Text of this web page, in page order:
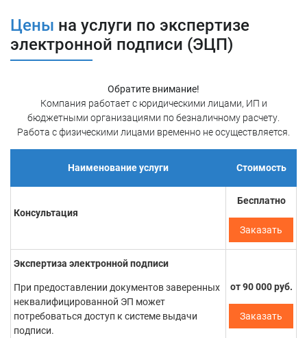
используются средства электронной подписи, имеющие
подтверждение соответствия требованиям,
установленным в соответствии с Федеральным законом
Информация в электронном виде, подписанная
квалифицированной электронной подписью,
признается
электронным документом, равнозначным документу на
бумажном носителе, подписанному собственноручной
Российской Федерации, может применяться в любых
законами или принимаемыми в соответствии с ними
нормативными правовыми актами установлено требование о
необходимости составления документа исключительно на
Документы и информация в электронном виде, подписанная
должны предусматривать порядок проверки вышеуказанной
подписи.
В случае с
, документ должен
Цены на услуги по экспертизе
электронной подписи (ЭЦП)
Обратите внимание!
Компания работает с юридическими лицами, ИП и
бюджетными организациями по безналичному расчету.
Работа с физическими лицами временно не осуществляется.
Наименование услуги Стоимость
Консультация
Бесплатно
Заказать
Экспертиза электронной подписи
При предоставлении документов заверенных
неквалифицированной ЭП может
потребоваться доступ к системе выдачи
подписи.
от90 000 руб.
Заказать